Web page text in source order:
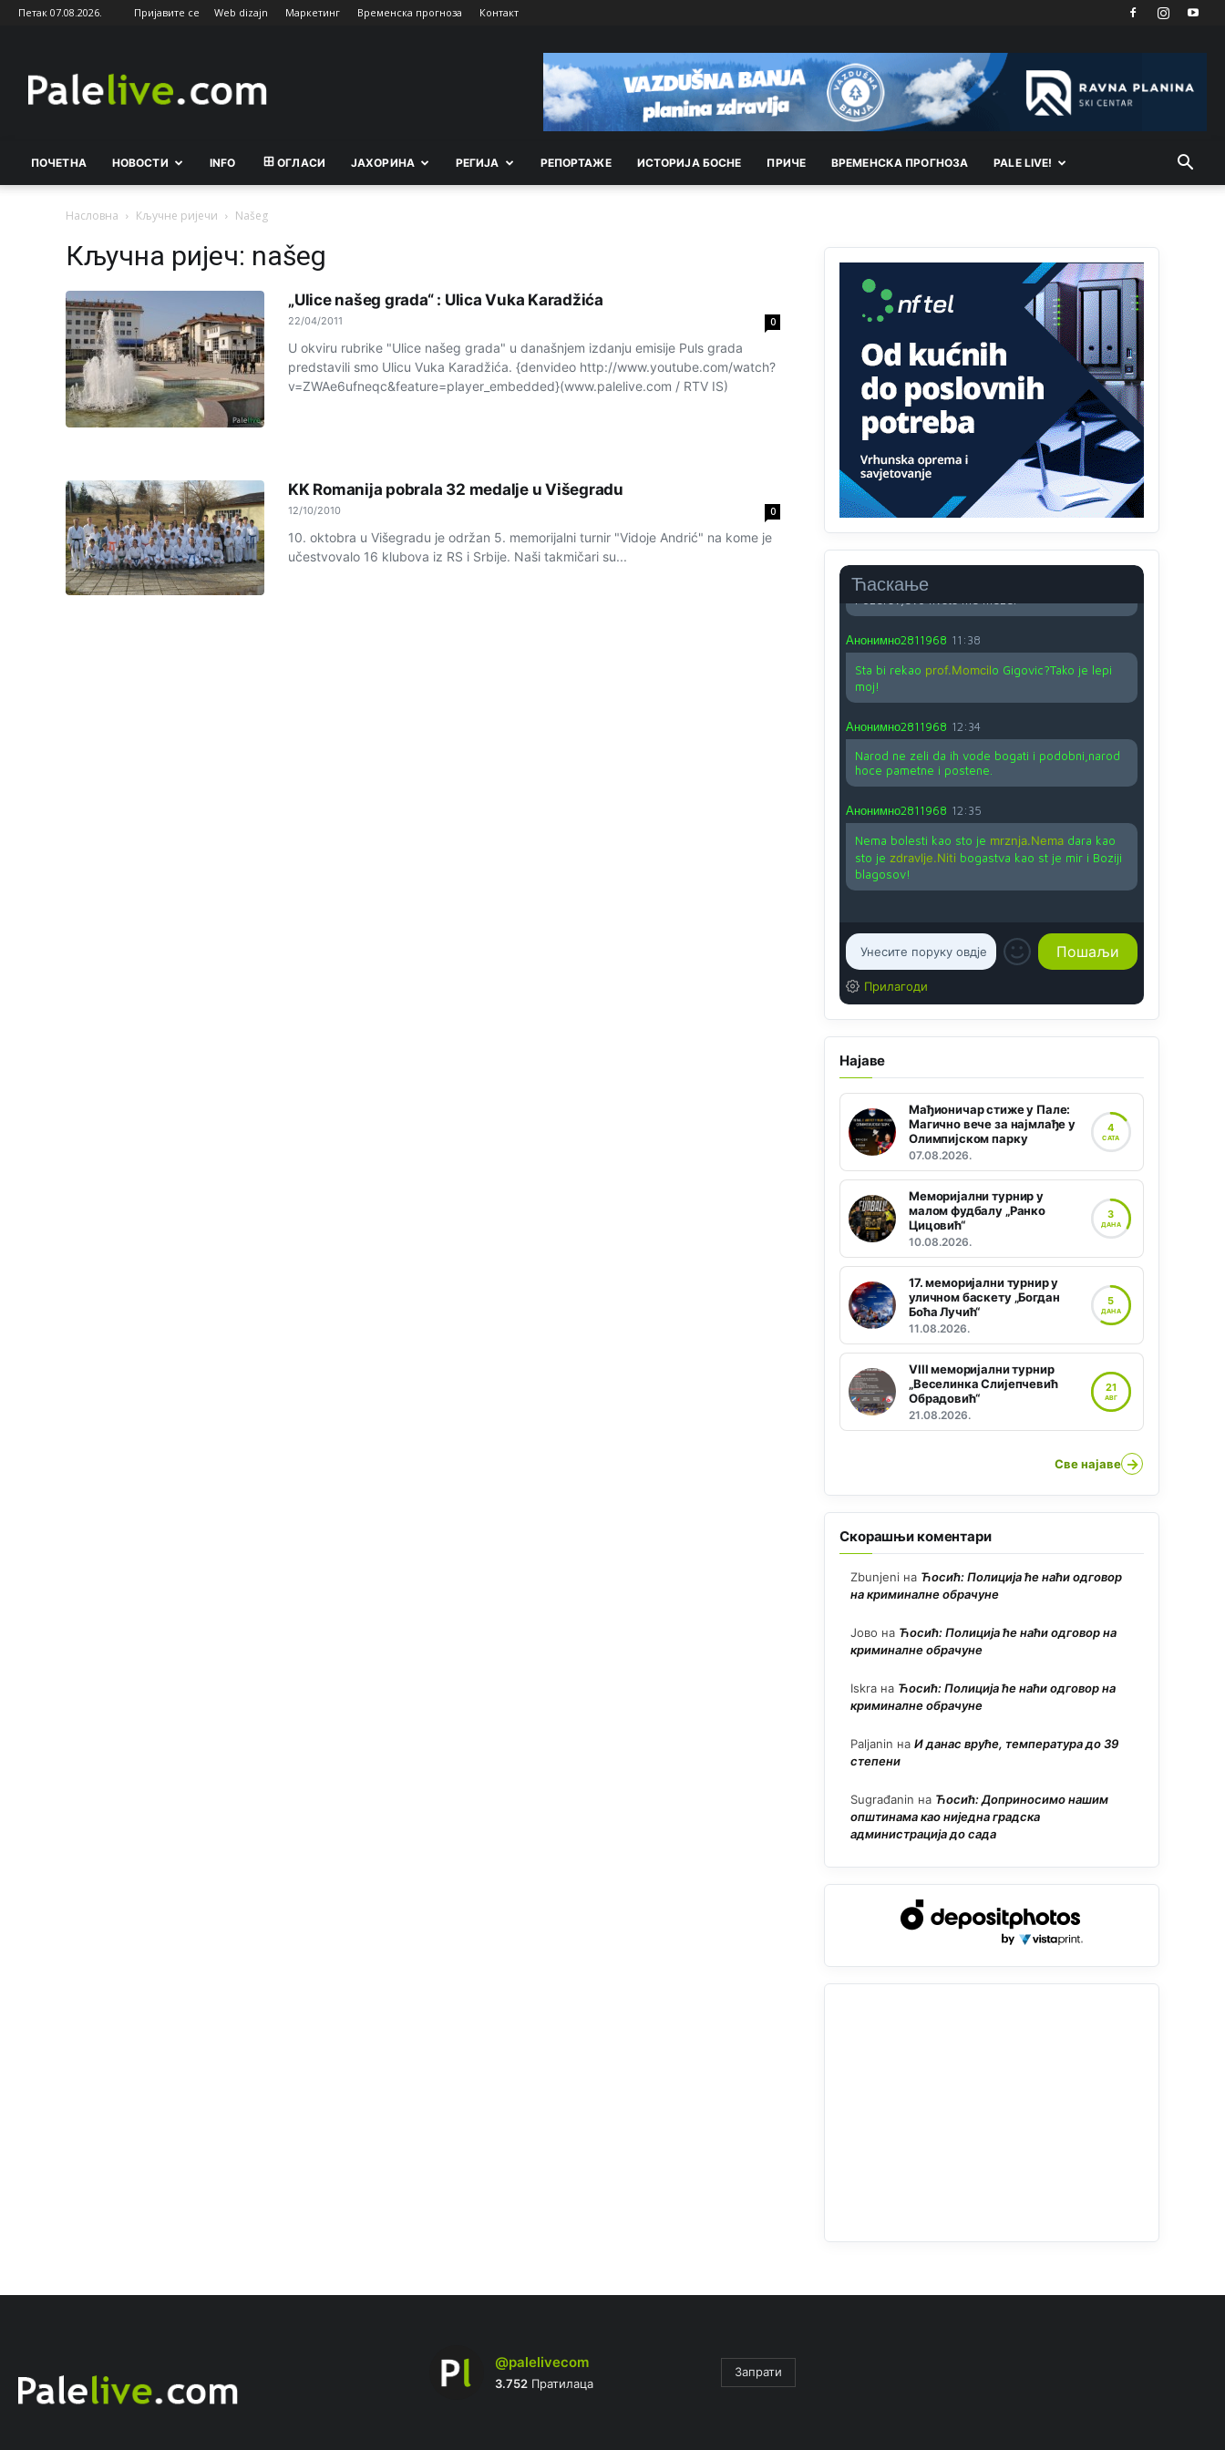
Петак 07.08.2026. Пријавите се Web dizajn Маркетинг Временска прогноза Контакт
ПОЧЕТНА НОВОСТИ INFO ОГЛАСИ ЈАХОРИНА РEГИЈА РEПОРТАЖE ИСТОРИЈА БОСНЕ ПРИЧЕ ВРEМEНСКА ПРОГНОЗА PALE LIVE!
Насловна Кључне ријечи Našeg
Кључна ријеч: našeg
„Ulice našeg grada“ : Ulica Vuka Karadžića
22/04/2011 0
U okviru rubrike "Ulice našeg grada" u današnjem izdanju emisije Puls grada
predstavili smo Ulicu Vuka Karadžića. {denvideo http://www.youtube.com/watch?
v=ZWAe6ufneqc&feature=player_embedded}(www.palelive.com / RTV IS)
KK Romanija pobrala 32 medalje u Višegradu
12/10/2010 0
10. oktobra u Višegradu je održan 5. memorijalni turnir "Vidoje Andrić" na kome je
učestvovalo 16 klubova iz RS i Srbije. Naši takmičari su...
Ћаскање
Анонимно2810587 11:11
vjeka,neko rece za Radovana i Ratka kaki su oni
srbi...i poce dalje da besjedi znam ja dobro sta je
bilo u Ag-ci...
Анонимно2810587
Proguglajte
Анонимно2810587 11:21
O kako su cudni lvi ljudi,uzeli bi sve da mogu...a
ja srce svima fajem,radujem se tudjoj sreci.I ko
ima i ko nema na iso ce mjesto leci!
Анонимно2810587
Nije u svijetu problem,nahraniti siromasnd,kako
nahraniti bogate!?
Анонимно2810587
Анонимно2811968 11:38
Sta bi rekao prof.Momcilo Gigovic?Tako je lepi
moj!
Анонимно2811968 12:34
Narod ne zeli da ih vode bogati i podobni,narod
hoce pametne i postene.
Анонимно2811968 12:35
Nema bolesti kao sto je mrznja.Nemadara kao
sto je zdravlje.Niti bogastva kao st je mir i Boziji
blagosov!
Прилагоди
Најаве
Мађионичар стиже у Пале:
Магично вече за најмлађе у
Олимпијском парку
07.08.2026.
4
САТА
Меморијални турнир у
малом фудбалу „Ранко
Цицовић“
10.08.2026.
3
ДАНА
17. меморијални турнир у
уличном баскету „Богдан
Боћа Лучић“
11.08.2026.
5
ДАНА
VIII меморијални турнир
„Веселинка Слијепчевић
Обрадовић“
21.08.2026.
21
АВГ
Све најаве →
Скорашњи коментари
Zbunjeni на Ћосић: Полиција ће наћи одговор
на криминалне обрачуне
Јово на Ћосић: Полиција ће наћи одговор на
криминалне обрачуне
Iskra на Ћосић: Полиција ће наћи одговор на
криминалне обрачуне
Paljanin на И данас вруће, температура до 39
степени
Sugrađanin на Ћосић: Доприносимо нашим
општинама као ниједна градска
администрација до сада
@palelivecom
3.752Пратилаца
Запрати